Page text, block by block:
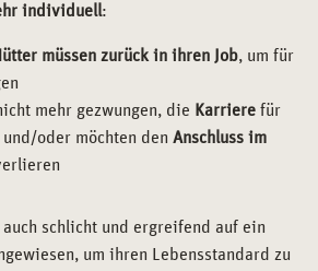
individuell:
müssen zurück in ihren Job, um für
mehr gezwungen, die Karriere für
oder möchten den Anschluss im
schlicht und ergreifend auf ein
um ihren Lebensstandard zu